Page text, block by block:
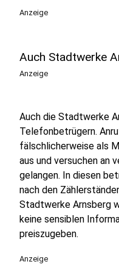
Anzeige
Auch Stadtwerke
Anzeige
Auch die Stadtwerke
Telefonbetrügern.
fälschlicherweise als
aus und versuchen an
gelangen. In diesen
nach den
Stadtwerke Arnsberg
keine sensiblen
preiszugeben.
Anzeige